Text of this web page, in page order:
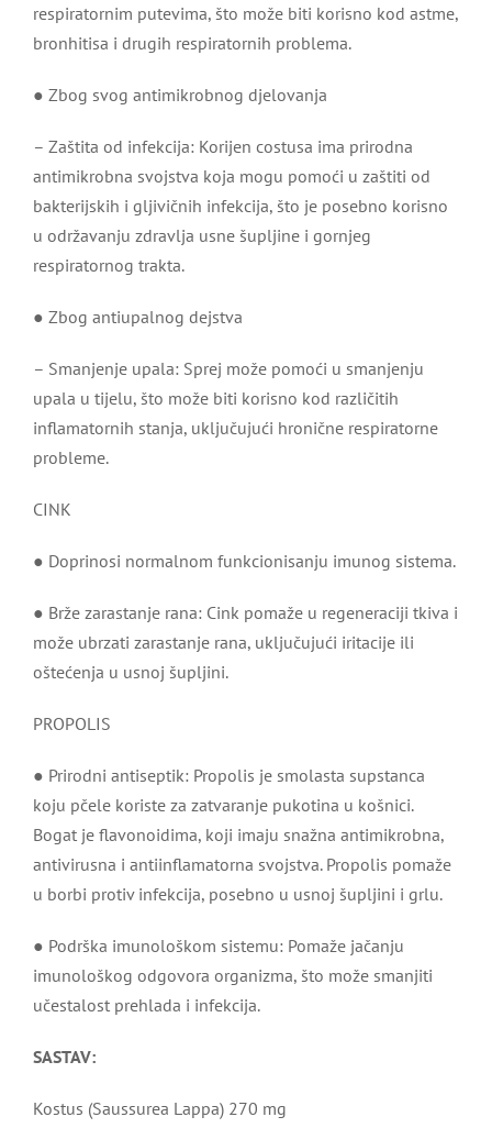
respiratornim putevima, što može biti korisno kod astme,
bronhitisa i drugih respiratornih problema.
● Zbog svog antimikrobnog djelovanja
– Zaštita od infekcija: Korijen costusa ima prirodna
antimikrobna svojstva koja mogu pomoći u zaštiti od
bakterijskih i gljivičnih infekcija, što je posebno korisno
u održavanju zdravlja usne šupljine i gornjeg
respiratornog trakta.
● Zbog antiupalnog dejstva
– Smanjenje upala: Sprej može pomoći u smanjenju
upala u tijelu, što može biti korisno kod različitih
inflamatornih stanja, uključujući hronične respiratorne
probleme.
CINK
● Doprinosi normalnom funkcionisanju imunog sistema.
● Brže zarastanje rana: Cink pomaže u regeneraciji tkiva i
može ubrzati zarastanje rana, uključujući iritacije ili
oštećenja u usnoj šupljini.
PROPOLIS
● Prirodni antiseptik: Propolis je smolasta supstanca
koju pčele koriste za zatvaranje pukotina u košnici.
Bogat je flavonoidima, koji imaju snažna antimikrobna,
antivirusna i antiinflamatorna svojstva. Propolis pomaže
u borbi protiv infekcija, posebno u usnoj šupljini i grlu.
● Podrška imunološkom sistemu: Pomaže jačanju
imunološkog odgovora organizma, što može smanjiti
učestalost prehlada i infekcija.
SASTAV:
Kostus (Saussurea Lappa) 270 mg